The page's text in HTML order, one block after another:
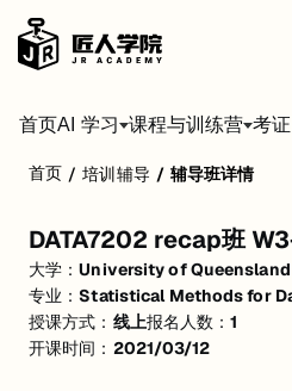
首页AI 学习 课程与训练营 考
介绍统计方法
Statistical Methods for Data Science
介绍GLM
--Statistical Methods for Data
首页 / 培训辅导 / 辅导班详情
DATA7202 recap班
大学：University of Queensland
专业：Statistical Methods for
授课方式： 线上报名人数：1
开课时间： 2021/03/12